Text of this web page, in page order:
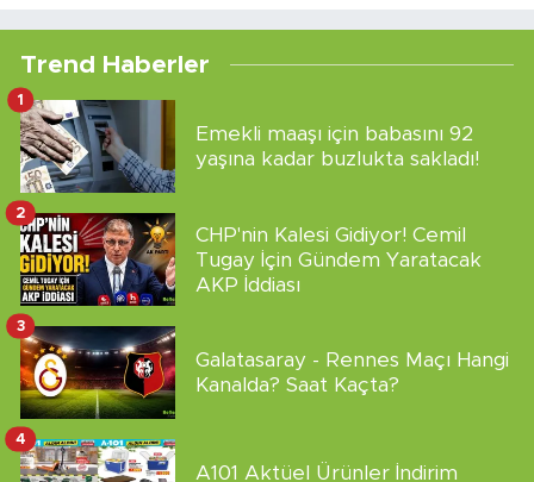
Trend Haberler
Emekli maaşı için babasını 92
yaşına kadar buzlukta sakladı!
1
CHP'nin Kalesi Gidiyor! Cemil
Tugay İçin Gündem Yaratacak
AKP İddiası
2
Galatasaray - Rennes Maçı Hangi
Kanalda? Saat Kaçta?
3
A101 Aktüel Ürünler İndirim
4